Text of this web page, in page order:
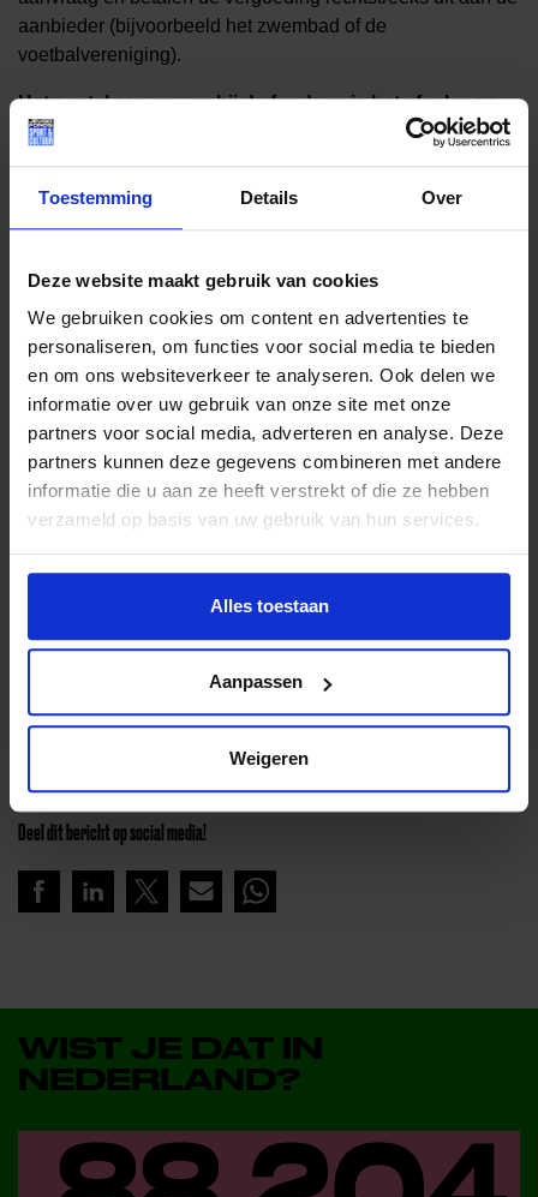
Toestemming Details Over
Deze website maakt gebruik van cookies
We gebruiken cookies om content en advertenties te
personaliseren, om functies voor social media te bieden
en om ons websiteverkeer te analyseren. Ook delen we
informatie over uw gebruik van onze site met onze
partners voor social media, adverteren en analyse. Deze
partners kunnen deze gegevens combineren met andere
informatie die u aan ze heeft verstrekt of die ze hebben
verzameld op basis van uw gebruik van hun services.
Alles toestaan
Aanpassen
Weigeren
aanbieder (bijvoorbeeld het zwembad of de
voetbalvereniging).
Het aantal aanvragen bij de fondsen is het afgelopen
jaar sterk gestegen.
de prijzen voor levensonderhoud sterk zijn toegenomen.
Met name gezinnen met een laag inkomen worden hard
wordt het steeds moeilijker om de eindjes aan elkaar te
knopen.
Ook kinderen worden hier hard door geraakt. Er is minder
geld over voor kinderen om te sporten of de aanschaf voor
schoolspullen. Zowel bij Stichting Leergeld als bij het
Jeugdfonds Sport & Cultuur Fryslân is het aantal
aanvragen sterk gestegen.
Op de foto v.l.n.r.: Wytze Visser (bestuurslid Jeugdfonds
Lees meer nieuws
Deel dit bericht op social media!
WIST JE DAT IN
NEDERLAND?